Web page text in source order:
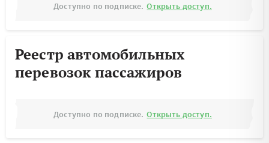
Доступно по подписке. Открыть доступ.
Реестр автомобильных
перевозок пассажиров
Доступно по подписке. Открыть доступ.